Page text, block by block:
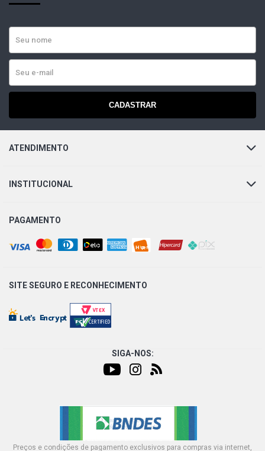
CADASTRAR
ATENDIMENTO
INSTITUCIONAL
PAGAMENTO
SITE SEGURO E RECONHECIMENTO
SIGA-NOS:
Preços e condições de pagamento exclusivos para compras via internet,